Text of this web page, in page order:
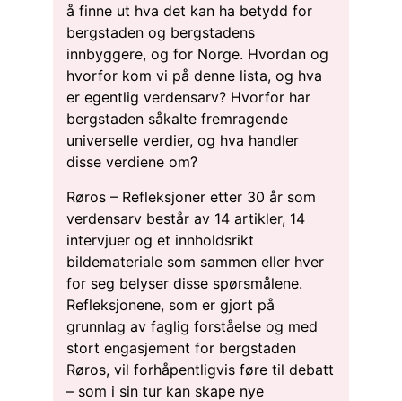
å finne ut hva det kan ha betydd for
bergstaden og bergstadens
innbyggere, og for Norge. Hvordan og
hvorfor kom vi på denne lista, og hva
er egentlig verdensarv? Hvorfor har
bergstaden såkalte fremragende
universelle verdier, og hva handler
disse verdiene om?
Røros – Refleksjoner etter 30 år som
verdensarv består av 14 artikler, 14
intervjuer og et innholdsrikt
bildemateriale som sammen eller hver
for seg belyser disse spørsmålene.
Refleksjonene, som er gjort på
grunnlag av faglig forståelse og med
stort engasjement for bergstaden
Røros, vil forhåpentligvis føre til debatt
– som i sin tur kan skape nye